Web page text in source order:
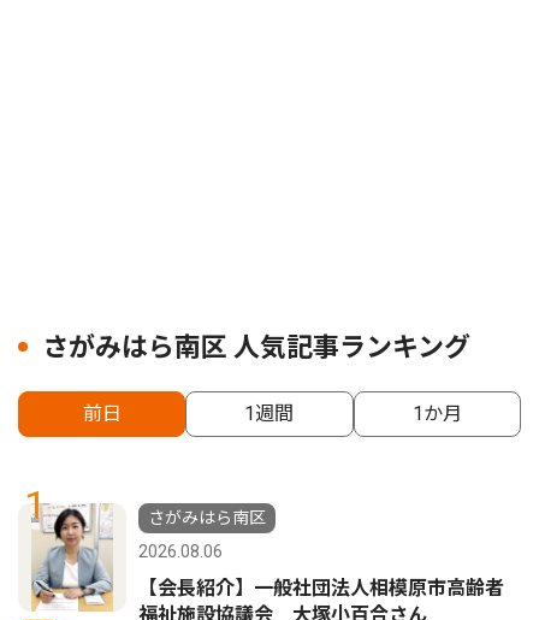
さがみはら南区 人気記事ランキング
前日 1週間 1か月
1
さがみはら南区
2026.08.06
【会長紹介】一般社団法人相模原市高齢者
福祉施設協議会 大塚小百合さん